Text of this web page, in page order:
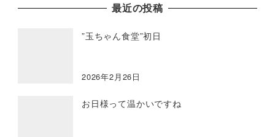
最近の投稿
”玉ちゃん食堂”初日
2026年2月26日
お日様って温かいですね